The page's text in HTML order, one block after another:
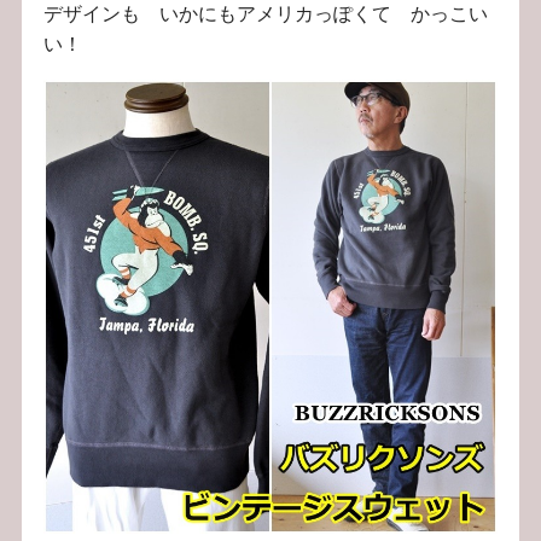
デザインも いかにもアメリカっぽくて かっこい
い！